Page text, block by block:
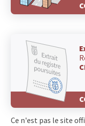
Ce n'est pas le site